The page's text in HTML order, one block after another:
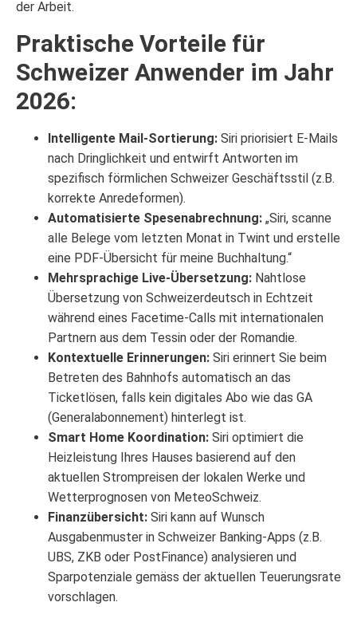
der Arbeit.
Praktische Vorteile für
Schweizer Anwender im Jahr
2026:
Intelligente Mail-Sortierung: Siri priorisiert E-Mails
nach Dringlichkeit und entwirft Antworten im
spezifisch förmlichen Schweizer Geschäftsstil (z.B.
korrekte Anredeformen).
Automatisierte Spesenabrechnung: „Siri, scanne
alle Belege vom letzten Monat in Twint und erstelle
eine PDF-Übersicht für meine Buchhaltung.“
Mehrsprachige Live-Übersetzung: Nahtlose
Übersetzung von Schweizerdeutsch in Echtzeit
während eines Facetime-Calls mit internationalen
Partnern aus dem Tessin oder der Romandie.
Kontextuelle Erinnerungen: Siri erinnert Sie beim
Betreten des Bahnhofs automatisch an das
Ticketlösen, falls kein digitales Abo wie das GA
(Generalabonnement) hinterlegt ist.
Smart Home Koordination: Siri optimiert die
Heizleistung Ihres Hauses basierend auf den
aktuellen Strompreisen der lokalen Werke und
Wetterprognosen von MeteoSchweiz.
Finanzübersicht: Siri kann auf Wunsch
Ausgabenmuster in Schweizer Banking-Apps (z.B.
UBS, ZKB oder PostFinance) analysieren und
Sparpotenziale gemäss der aktuellen Teuerungsrate
vorschlagen.